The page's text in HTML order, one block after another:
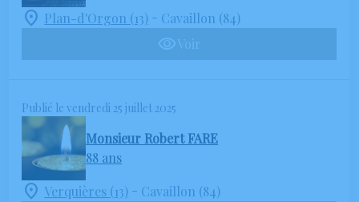
Plan-d'Orgon (13) - Cavaillon (84)
Voir
Publié le vendredi 25 juillet 2025
Monsieur Robert FARE
88 ans
Verquières (13) - Cavaillon (84)